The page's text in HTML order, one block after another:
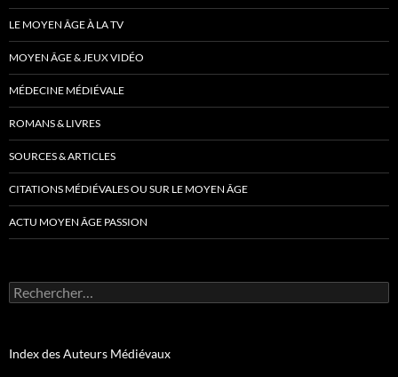
LE MOYEN ÂGE À LA TV
MOYEN ÂGE & JEUX VIDÉO
MÉDECINE MÉDIÉVALE
ROMANS & LIVRES
SOURCES & ARTICLES
CITATIONS MÉDIÉVALES OU SUR LE MOYEN ÂGE
ACTU MOYEN ÂGE PASSION
Rechercher :
Index des Auteurs Médiévaux